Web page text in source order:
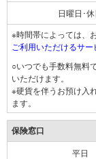
日曜日･休
※時間帯によっては、
ご利用いただけるサ
○いつでも手数料無料
いただけます。
※硬貨を伴うお預け入
ます。
保険窓口
平日